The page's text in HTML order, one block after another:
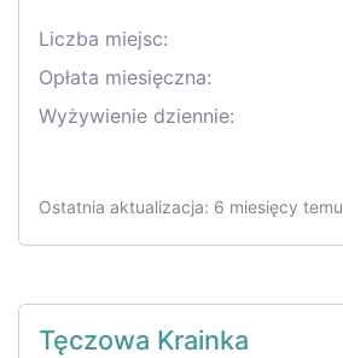
Liczba miejsc:
Opłata miesięczna:
Wyżywienie dziennie:
Ostatnia aktualizacja: 6 miesięcy temu
Tęczowa Krainka